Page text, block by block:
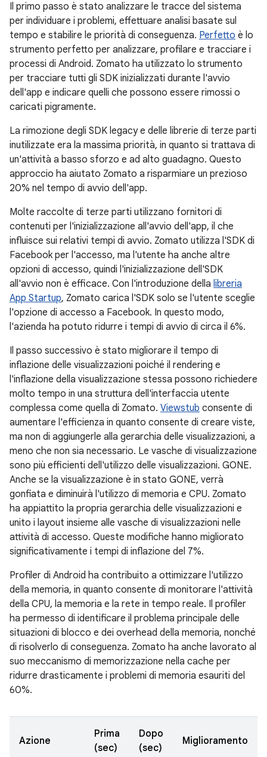
Il primo passo è stato analizzare le tracce del sistema
per individuare i problemi, effettuare analisi basate sul
tempo e stabilire le priorità di conseguenza. Perfetto è lo
strumento perfetto per analizzare, profilare e tracciare i
processi di Android. Zomato ha utilizzato lo strumento
per tracciare tutti gli SDK inizializzati durante l'avvio
dell'app e indicare quelli che possono essere rimossi o
caricati pigramente.
La rimozione degli SDK legacy e delle librerie di terze parti
inutilizzate era la massima priorità, in quanto si trattava di
un'attività a basso sforzo e ad alto guadagno. Questo
approccio ha aiutato Zomato a risparmiare un prezioso
20% nel tempo di avvio dell'app.
Molte raccolte di terze parti utilizzano fornitori di
contenuti per l'inizializzazione all'avvio dell'app, il che
influisce sui relativi tempi di avvio. Zomato utilizza l'SDK di
Facebook per l'accesso, ma l'utente ha anche altre
opzioni di accesso, quindi l'inizializzazione dell'SDK
all'avvio non è efficace. Con l'introduzione della libreria
App Startup, Zomato carica l'SDK solo se l'utente sceglie
l'opzione di accesso a Facebook. In questo modo,
l'azienda ha potuto ridurre i tempi di avvio di circa il 6%.
Il passo successivo è stato migliorare il tempo di
inflazione delle visualizzazioni poiché il rendering e
l'inflazione della visualizzazione stessa possono richiedere
molto tempo in una struttura dell'interfaccia utente
complessa come quella di Zomato. Viewstub consente di
aumentare l'efficienza in quanto consente di creare viste,
ma non di aggiungerle alla gerarchia delle visualizzazioni, a
meno che non sia necessario. Le vasche di visualizzazione
sono più efficienti dell'utilizzo delle visualizzazioni. GONE.
Anche se la visualizzazione è in stato GONE, verrà
gonfiata e diminuirà l'utilizzo di memoria e CPU. Zomato
ha appiattito la propria gerarchia delle visualizzazioni e
unito i layout insieme alle vasche di visualizzazioni nelle
attività di accesso. Queste modifiche hanno migliorato
significativamente i tempi di inflazione del 7%.
Profiler di Android ha contribuito a ottimizzare l'utilizzo
della memoria, in quanto consente di monitorare l'attività
della CPU, la memoria e la rete in tempo reale. Il profiler
ha permesso di identificare il problema principale delle
situazioni di blocco e dei overhead della memoria, nonché
di risolverlo di conseguenza. Zomato ha anche lavorato al
suo meccanismo di memorizzazione nella cache per
ridurre drasticamente i problemi di memoria esauriti del
60%.
Azione
Prima
(sec)
Dopo
(sec)
Miglioramento